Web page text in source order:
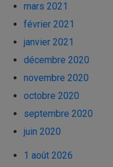
mars 2021
février 2021
janvier 2021
décembre 2020
novembre 2020
octobre 2020
septembre 2020
juin 2020
1 août 2026